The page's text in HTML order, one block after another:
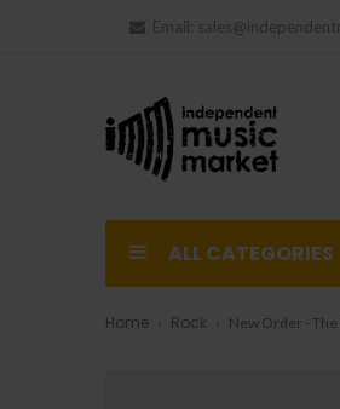
Email:
ALL CATEGORIES
Home Rock New Order - The